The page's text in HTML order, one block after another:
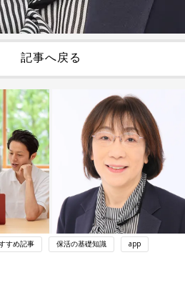
記事へ戻る
すめ記事 保活の基礎知識 app